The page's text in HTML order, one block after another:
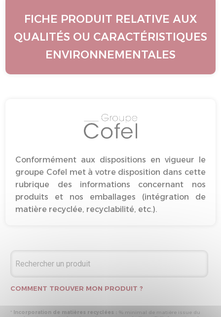
FICHE PRODUIT RELATIVE AUX
QUALITÉS OU CARACTÉRISTIQUES
ENVIRONNEMENTALES
Conformément aux dispositions en vigueur le
groupe Cofel met à votre disposition dans cette
rubrique des informations concernant nos
produits et nos emballages (intégration de
matière recyclée, recyclabilité, etc.).
COMMENT TROUVER MON PRODUIT ?
* Incorporation de matières recyclées : % minimal de matière issue du